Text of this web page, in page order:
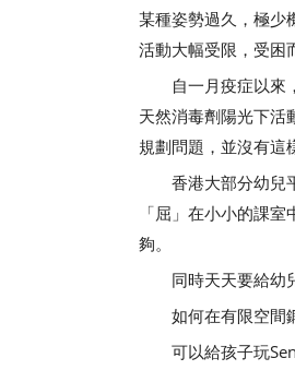
某種姿勢過久，極少
活動大幅受限，受困
自一月疫症以來，
天然消毒劑陽光下活
規劃問題，並沒有這
香港大部分幼兒平
「屈」在小小的課
夠。
同時天天要給幼兒
如何在有限空間
可以給孩子玩